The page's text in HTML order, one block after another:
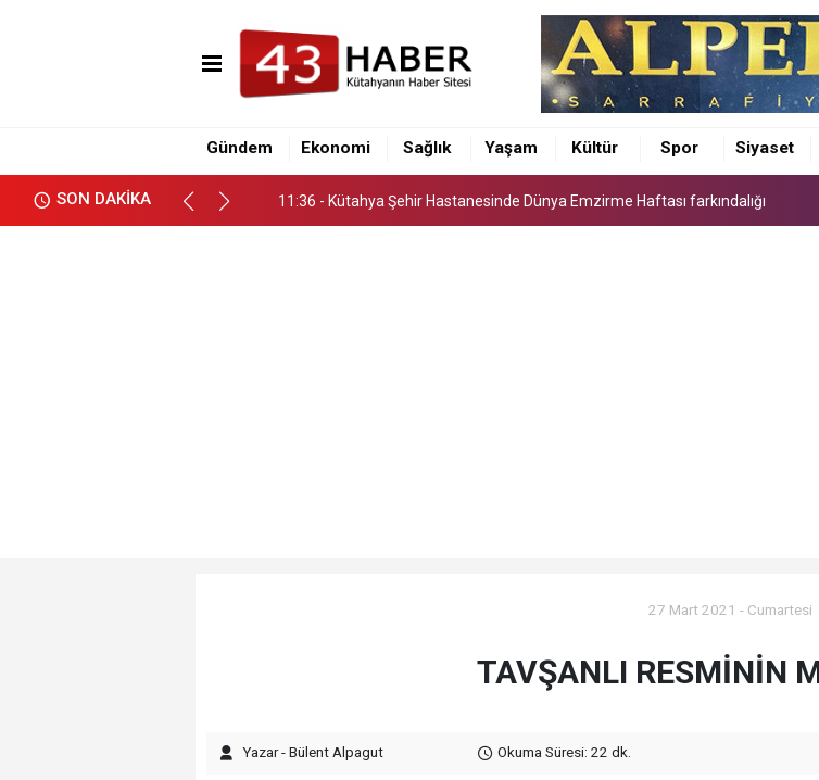
Gündem Ekonomi Sağlık Yaşam Kültür Spor Siyaset
SON DAKİKA
11:36 - Kütahya Şehir Hastanesinde Dünya Emzirme Haftası farkındalığı
16:10 - Kütahya İl Emniyet Müdürü Osman Elbir’den 4 ilçeye ziyaret
16:00 - Tavşanlı-Emet karayolunda feci kaza 1 ÖLÜ 5 YARALI
11:36 - Kütahya Şehir Hastanesinde Dünya Emzirme Haftası farkındalığı
27 Mart 2021 - Cumartesi
TAVŞANLI RESMİNİN
Yazar - Bülent Alpagut Okuma Süresi: 22 dk.